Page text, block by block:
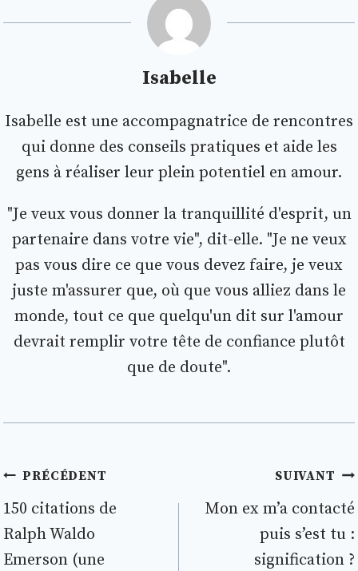
Isabelle
Isabelle est une accompagnatrice de rencontres
qui donne des conseils pratiques et aide les
gens à réaliser leur plein potentiel en amour.
"Je veux vous donner la tranquillité d'esprit, un
partenaire dans votre vie", dit-elle. "Je ne veux
pas vous dire ce que vous devez faire, je veux
juste m'assurer que, où que vous alliez dans le
monde, tout ce que quelqu'un dit sur l'amour
devrait remplir votre tête de confiance plutôt
que de doute".
Navigation
de
l’article
PRÉCÉDENT
150 citations de
Ralph Waldo
Emerson (une
SUIVANT
Mon ex m’a contacté
puis s’est tu :
signification ?